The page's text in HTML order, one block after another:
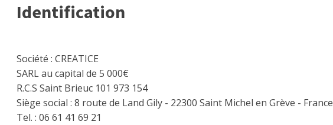
Identification
Société : CREATICE
SARL au capital de 5 000€
R.C.S Saint Brieuc 101 973 154
Siège social : 8 route de Land Gily - 22300 Saint Michel en Grève - France
Tel. : 06 61 41 69 21